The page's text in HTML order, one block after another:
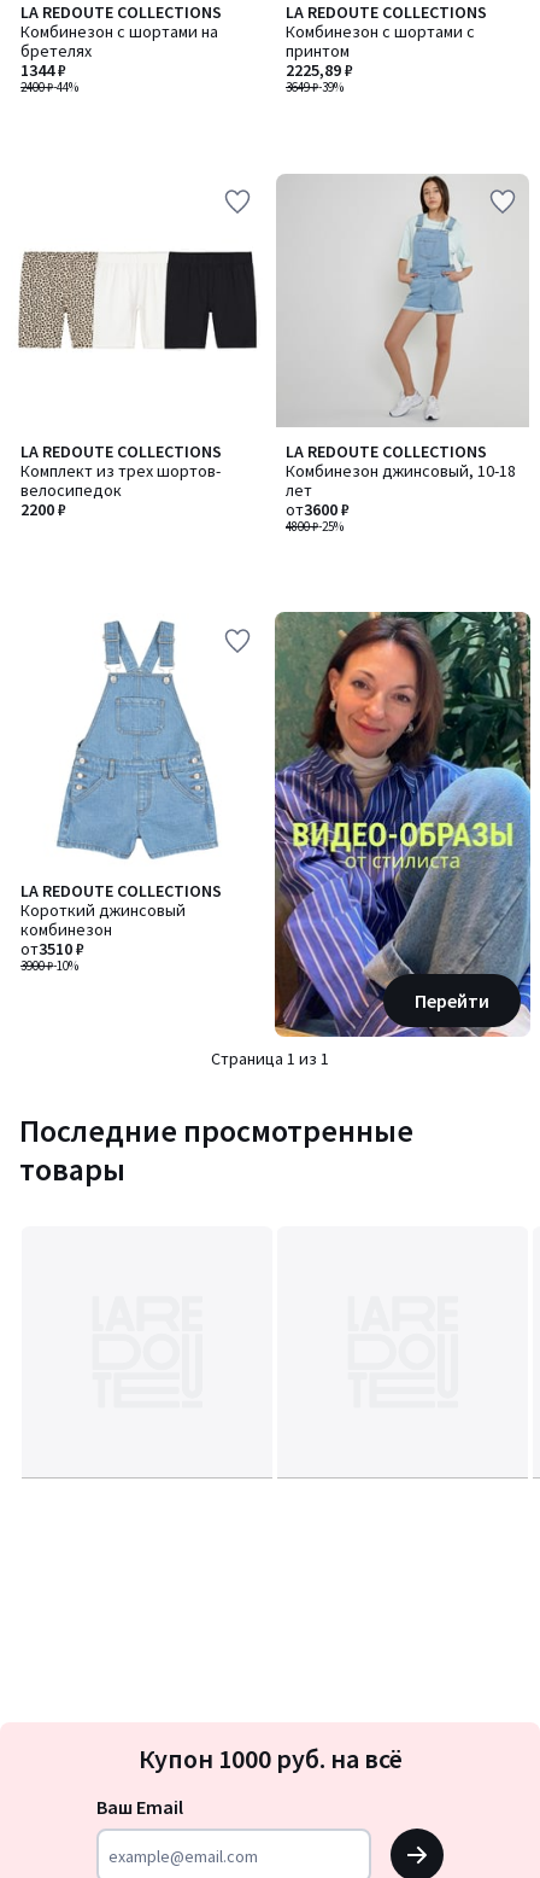
LA REDOUTE COLLECTIONS
Комбинезон с шортами на
бретелях
2400 ₽-44%
1344 ₽
LA REDOUTE COLLECTIONS
Комбинезон с шортами с
принтом
3649 ₽-39%
2225,89 ₽
LA REDOUTE COLLECTIONS
Комплект из трех шортов-
велосипедок
2200 ₽
LA REDOUTE COLLECTIONS
Комбинезон джинсовый, 10-18
лет
4800 ₽-25%
от3600 ₽
LA REDOUTE COLLECTIONS
Короткий джинсовый
комбинезон
3900 ₽-10%
от3510 ₽
Перейти
-
Страница 1 из 1
Последние просмотренные
товары
на
Купон 1000 руб. на всё
Ваш Email
OK